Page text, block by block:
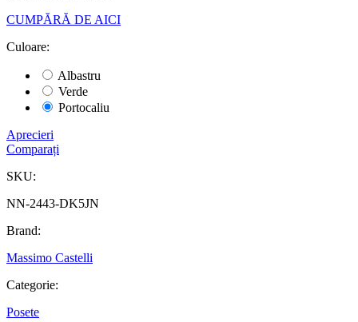
CUMPĂRĂ DE AICI
Culoare:
Albastru
Verde
Portocaliu
Aprecieri
Comparați
SKU:
NN-2443-DK5JN
Brand:
Massimo Castelli
Categorie:
Posete